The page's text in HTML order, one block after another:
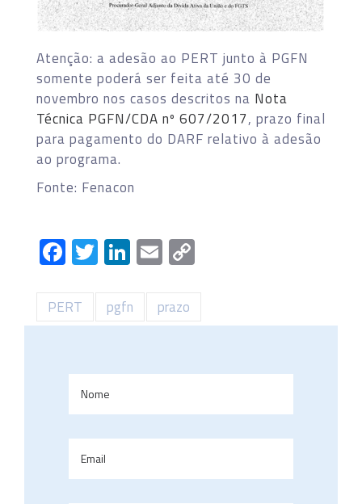
Atenção: a adesão ao PERT junto à PGFN
somente poderá ser feita até 30 de
novembro nos casos descritos na Nota
Técnica PGFN/CDA nº 607/2017, prazo final
para pagamento do DARF relativo à adesão
ao programa.
Fonte: Fenacon
Facebook
Twitter
LinkedIn
Email
PERT pgfn prazo